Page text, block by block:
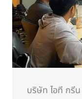
บริษัท ไอที กรี